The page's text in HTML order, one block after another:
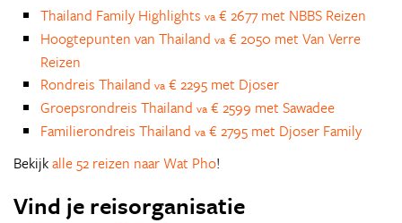
Thailand Family Highlights va € 2677 met NBBS Reizen
Hoogtepunten van Thailand va € 2050 met Van Verre
Reizen
Rondreis Thailand va € 2295 met Djoser
Groepsrondreis Thailand va € 2599 met Sawadee
Familierondreis Thailand va € 2795 met Djoser Family
Bekijkalle 52 reizen naar Wat Pho!
Vind je reisorganisatie